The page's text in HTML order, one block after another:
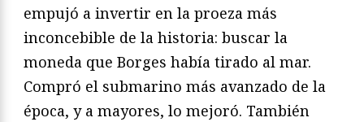
empujó a invertir en la proeza más
inconcebible de la historia: buscar la
moneda que Borges había tirado al mar.
Compró el submarino más avanzado de la
época, y a mayores, lo mejoró. También